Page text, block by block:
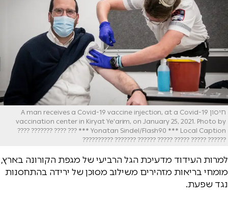
חיסון A man receives a Covid-19 vaccine injection, at a Covid-19
vaccination center in Kiryat Ye'arim, on January 25, 2021. Photo by
Yonatan Sindel/Flash90 *** Local Caption *** ??? ???? ??????? ????
?????? ????? ????? ????? ?????? ??????? ??????????
למרות העידוד מדעיכת הגל הרביעי של מגפת הקורונה בארץ,
מומחי בריאות מזהירים משילוב מסוכן של ירידה בהתחסנות
נגד שפעת.